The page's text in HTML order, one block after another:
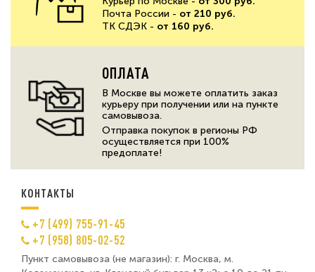
Почта России - от 210 руб.
ТК СДЭК - от 160 руб.
ОПЛАТА
В Москве вы можете оплатить заказ
курьеру при получении или на пункте
самовывоза.
Отправка покупок в регионы РФ
осуществляется при 100%
предоплате!
КОНТАКТЫ
+7 (499) 755-91-45
+7 (958) 805-02-52
Пункт самовывоза (не магазин): г. Москва, м.